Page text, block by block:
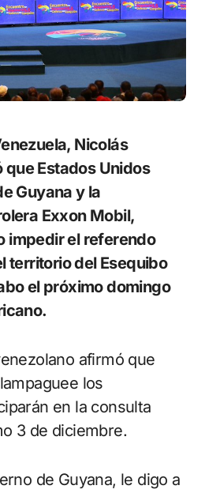
Estados Unidos
Guyana y la
Exxon Mobil,
impedir el referendo
territorio del Esequibo
el próximo domingo
afirmó que
los
en la consulta
3 de diciembre.
de Guyana, le digo a